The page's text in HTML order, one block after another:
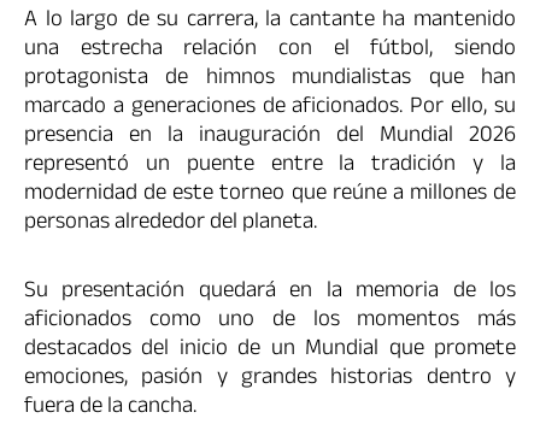
A lo largo de su carrera, la cantante ha mantenido
una estrecha relación con el fútbol, siendo
protagonista de himnos mundialistas que han
marcado a generaciones de aficionados. Por ello, su
presencia en la inauguración del Mundial 2026
representó un puente entre la tradición y la
modernidad de este torneo que reúne a millones de
personas alrededor del planeta.
Su presentación quedará en la memoria de los
aficionados como uno de los momentos más
destacados del inicio de un Mundial que promete
emociones, pasión y grandes historias dentro y
fuera de la cancha.